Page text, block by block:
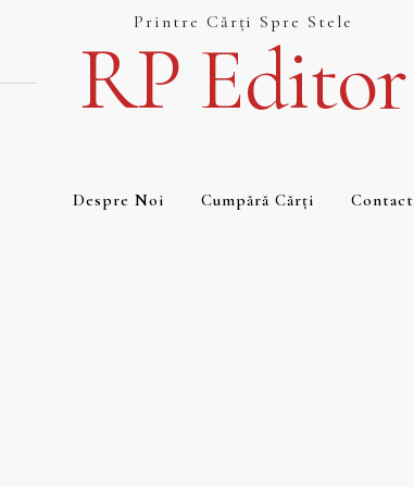
Printre Cărți Spre Stele
RP Editor
Despre Noi Cumpără Cărți Contact